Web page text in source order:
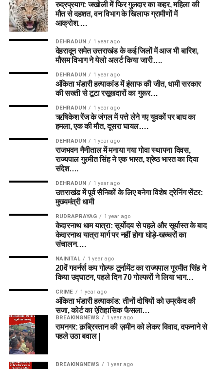
रुद्रप्रयाग: जखोली में फिर गुलदार का कहर, महिला की
मौत से दहशत, वन विभाग के खिलाफ ग्रामीणों में
आक्रोश….
DEHRADUN 1 year ago
देहरादून समेत उत्तराखंड के कई जिलों में आज भी बारिश,
मौसम विभाग ने येलो अलर्ट किया जारी….
DEHRADUN 1 year ago
अंकिता भंडारी हत्याकांड में इंसाफ की जीत, धामी सरकार
की सख्ती से टूटा रसूखदारों का गुरूर…
DEHRADUN 1 year ago
ऋषिकेश रेंज के जंगल में पत्ते लेने गए युवकों पर बाघ का
हमला, एक की मौत, दूसरा घायल….
DEHRADUN 1 year ago
राजभवन नैनीताल में मनाया गया गोवा स्थापना दिवस,
राज्यपाल गुरमीत सिंह ने एक भारत, श्रेष्ठ भारत का दिया
संदेश….
DEHRADUN 1 year ago
उत्तराखंड में पूर्व सैनिकों के लिए बनेगा विशेष ट्रेनिंग सेंटर:
मुख्यमंत्री धामी
RUDRAPRAYAG 1 year ago
केदारनाथ धाम यात्रा: सूर्योदय से पहले और सूर्यास्त के बाद
केदारनाथ यात्रा मार्ग पर नहीं होगा घोड़े-खच्चरों का
संचालन….
NAINITAL 1 year ago
20वें गवर्नर्स कप गोल्फ टूर्नामेंट का राज्यपाल गुरमीत सिंह ने
किया उद्घाटन, पहले दिन 70 गोल्फरों ने लिया भाग…
CRIME 1 year ago
अंकिता भंडारी हत्याकांड: तीनों दोषियों को उम्रकैद की
सजा, कोर्ट का ऐतिहासिक फैसला…
BREAKINGNEWS 1 year ago
रामनगर: क़ब्रिस्तान की ज़मीन को लेकर विवाद, दफनाने से
पहले उठा बवाल |
BREAKINGNEWS 1 year ago